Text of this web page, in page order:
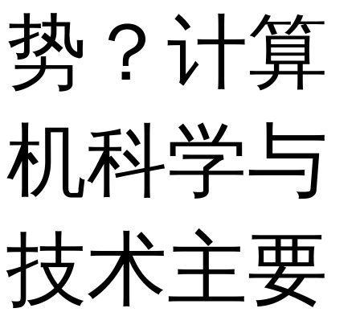
势？计算
机科学与
技术主要